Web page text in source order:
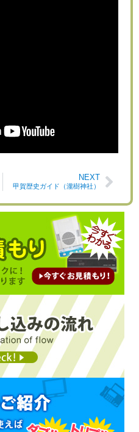
NEXT
甲賀歴史ガイド（瀧樹神社）